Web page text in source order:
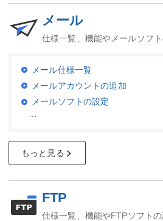
メール
仕様一覧、機能やメールソフ
メール仕様一覧
メールアカウントの追加
メールソフトの設定
もっと見る
FTP
仕様一覧、機能やFTPソフト